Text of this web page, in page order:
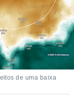
de uma baixa